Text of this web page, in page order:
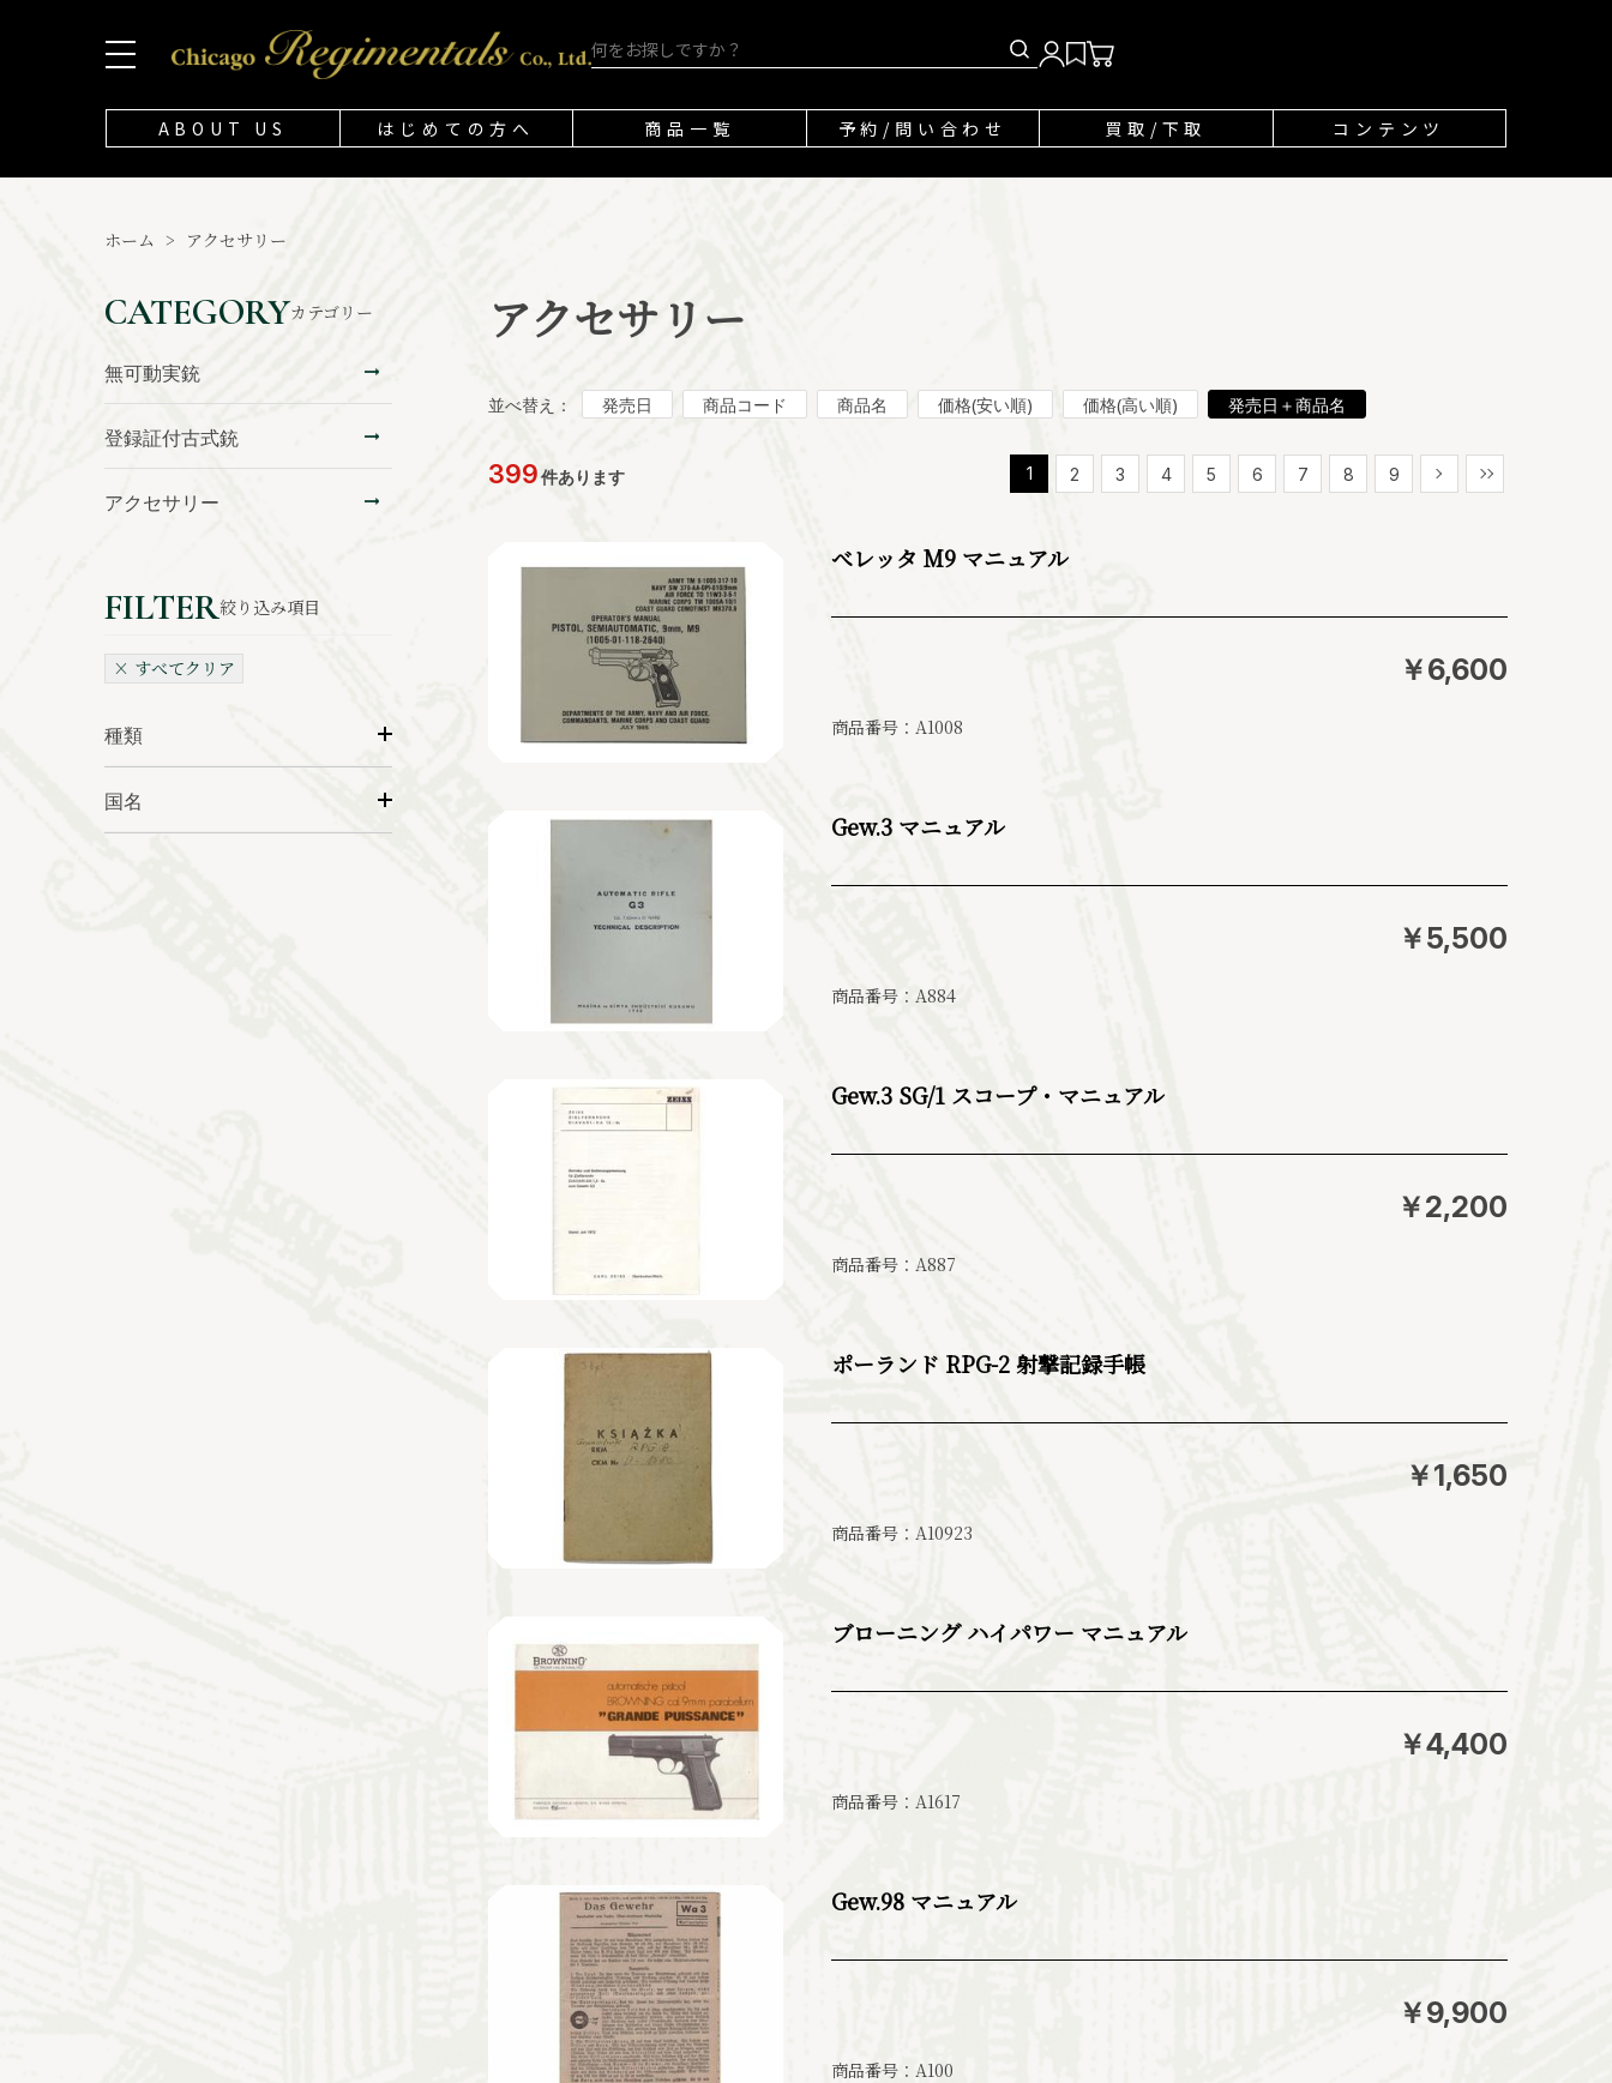
ABOUT US はじめての方へ 商品一覧 予約/問い合わせ 買取/下取 コンテンツ
ホーム > アクセサリー
CATEGORYカテゴリー
無可動実銃
登録証付古式銃
アクセサリー
絞り込み項目
× すべてクリア
種類
国名
アクセサリー
並べ替え： 発売日 商品コード 商品名 価格(安い順) 価格(高い順) 発売日＋商品名
399件あります 1 2 3 4 5 6 7 8 9
￥6,600
べレッタ M9 マニュアル
商品番号：A1008
￥5,500
Gew.3 マニュアル
商品番号：A884
￥2,200
Gew.3 SG/1 スコープ・マニュアル
商品番号：A887
￥1,650
ポーランド RPG-2 射撃記録手帳
商品番号：A10923
￥4,400
ブローニング ハイパワー マニュアル
商品番号：A1617
￥9,900
Gew.98 マニュアル
商品番号：A100